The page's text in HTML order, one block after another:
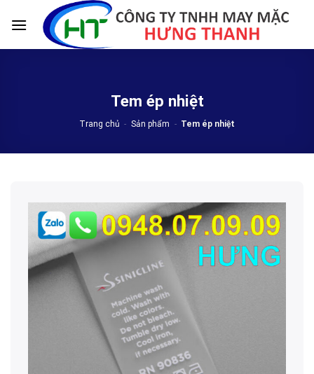
Tem ép nhiệt
Trang chủ - Sản phẩm - Tem ép nhiệt